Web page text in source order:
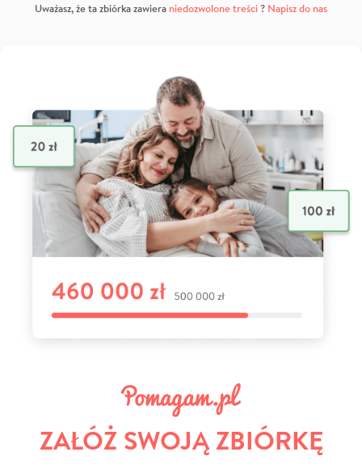
Uważasz, że ta zbiórka zawiera niedozwolone treści? Napisz do nas
ZAŁÓŻ SWOJĄ ZBIÓRKĘ